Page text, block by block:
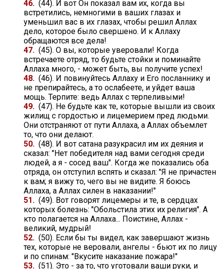
46. (44). И вот Он показал вам их, когда вы
встретились, немногими в ваших глазах и
уменьшил вас в их глазах, чтобы решил Аллах
дело, которое было свершено. И к Аллаху
обращаются все дела!
47. (45). О вы, которые уверовали! Когда
встречаете отряд, то будьте стойки и поминайте
Аллаха много, - может быть, вы получите успех!
48. (46). И повинуйтесь Аллаху и Его посланнику и
не препирайтесь, а то ослабеете, и уйдет ваша
мощь. Терпите: ведь Аллах с терпеливыми!
49. (47). Не будьте как те, которые вышли из своих
жилищ с гордостью и лицемерием пред людьми.
Они отстраняют от пути Аллаха, а Аллах объемлет
то, что они делают.
50. (48). И вот сатана разукрасил им их деяния и
сказал: "Нет победителя над вами сегодня среди
людей, а я - сосед ваш". Когда же показались оба
отряда, он отступил вспять и сказал: "Я не причастен
к вам; я вижу то, чего вы не видите. Я боюсь
Аллаха, а Аллах силен в наказании!"
51. (49). Вот говорят лицемеры и те, в сердцах
которых болезнь: "Обольстила этих их религия". А
кто полагается на Аллаха... Поистине, Аллах -
великий, мудрый!
52. (50). Если бы ты видел, как завершают жизнь
тех, которые не веровали, ангелы - бьют их по лицу
и по спинам: "Вкусите наказание пожара!"
53. (51). Это - за то, что уготовали ваши руки, и